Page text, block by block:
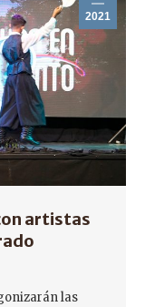
2021
artistas
las